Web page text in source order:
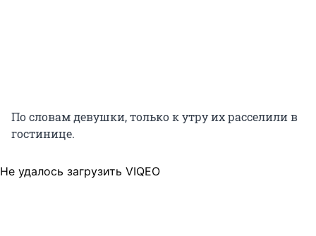
По словам девушки, только к утру их расселили в
гостинице.
Не удалось загрузить VIQEO